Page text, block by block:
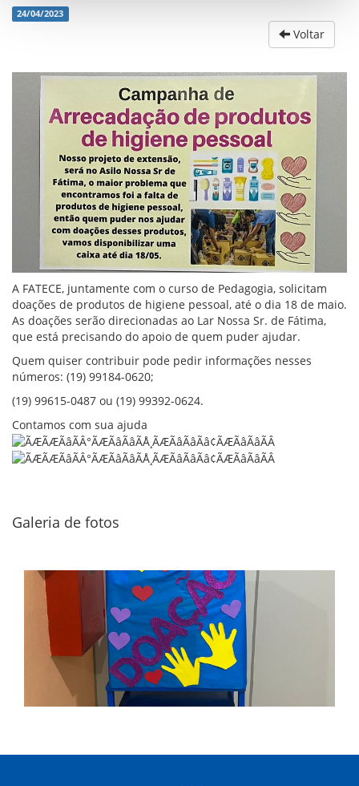
24/04/2023
Voltar
A FATECE, juntamente com o curso de Pedagogia, solicitam
doações de produtos de higiene pessoal, até o dia 18 de maio.
As doações serão direcionadas ao Lar Nossa Sr. de Fátima,
que está precisando do apoio de quem puder ajudar.
Quem quiser contribuir pode pedir informações nesses
números: (19) 99184-0620;
(19) 99615-0487 ou (19) 99392-0624.
Contamos com sua ajuda
Galeria de fotos